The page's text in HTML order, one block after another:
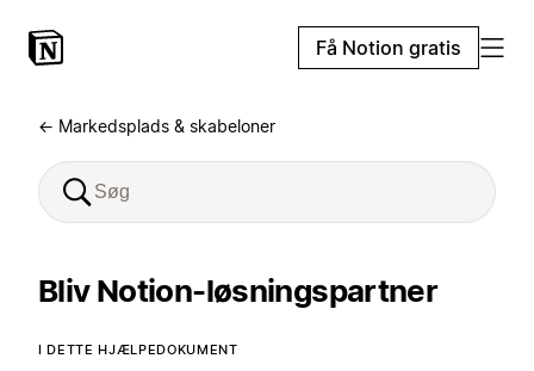
Få Notion gratis
← Markedsplads & skabeloner
Bliv Notion-løsningspartner
I DETTE HJÆLPEDOKUMENT